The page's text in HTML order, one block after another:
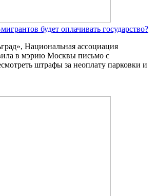
будет оплачивать государство?
Национальная ассоциация
в мэрию Москвы письмо с
штрафы за неоплату парковки и